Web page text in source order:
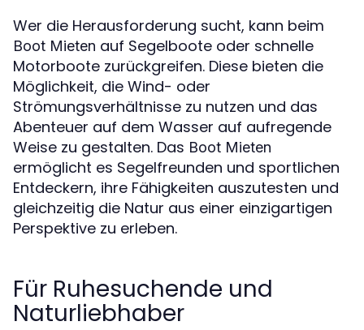
Wer die Herausforderung sucht, kann beim
Boot Mieten auf Segelboote oder schnelle
Motorboote zurückgreifen. Diese bieten die
Möglichkeit, die Wind- oder
Strömungsverhältnisse zu nutzen und das
Abenteuer auf dem Wasser auf aufregende
Weise zu gestalten. Das Boot Mieten
ermöglicht es Segelfreunden und sportlichen
Entdeckern, ihre Fähigkeiten auszutesten und
gleichzeitig die Natur aus einer einzigartigen
Perspektive zu erleben.
Für Ruhesuchende und
Naturliebhaber